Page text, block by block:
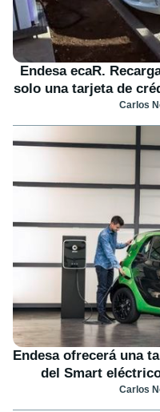
Endesa ecaR.
solo una tarjeta de
Carlos
Endesa ofrecerá una
del Smart
Carlos